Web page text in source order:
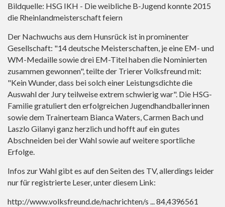
Bildquelle: HSG IKH - Die weibliche B-Jugend konnte 2015
die Rheinlandmeisterschaft feiern
Der Nachwuchs aus dem Hunsrück ist in prominenter
Gesellschaft: "14 deutsche Meisterschaften, je eine EM- und
WM-Medaille sowie drei EM-Titel haben die Nominierten
zusammen gewonnen", teilte der Trierer Volksfreund mit:
"Kein Wunder, dass bei solch einer Leistungsdichte die
Auswahl der Jury teilweise extrem schwierig war". Die HSG-
Familie gratuliert den erfolgreichen Jugendhandballerinnen
sowie dem Trainerteam Bianca Waters, Carmen Bach und
Laszlo Gilanyi ganz herzlich und hofft auf ein gutes
Abschneiden bei der Wahl sowie auf weitere sportliche
Erfolge.
Infos zur Wahl gibt es auf den Seiten des TV, allerdings leider
nur für registrierte Leser, unter diesem Link:
http://www.volksfreund.de/nachrichten/s ... 84,4396561